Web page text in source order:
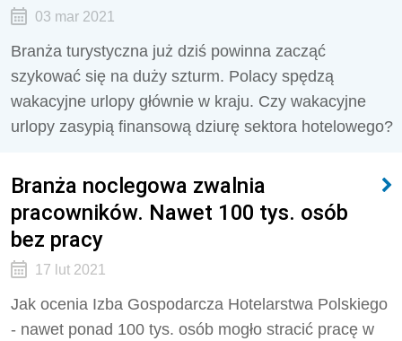
03 mar 2021
Branża turystyczna już dziś powinna zacząć
szykować się na duży szturm. Polacy spędzą
wakacyjne urlopy głównie w kraju. Czy wakacyjne
urlopy zasypią finansową dziurę sektora hotelowego?
Branża noclegowa zwalnia
pracowników. Nawet 100 tys. osób
bez pracy
17 lut 2021
Jak ocenia Izba Gospodarcza Hotelarstwa Polskiego
- nawet ponad 100 tys. osób mogło stracić pracę w